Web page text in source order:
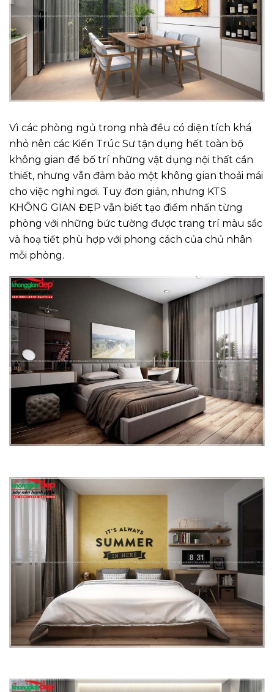
Vì các phòng ngủ trong nhà đều có diện tích khá
nhỏ nên các Kiến Trúc Sư tận dụng hết toàn bộ
không gian để bố trí những vật dụng nội thất cần
thiết, nhưng vẫn đảm bảo một không gian thoải mái
cho việc nghỉ ngơi. Tuy đơn giản, nhưng KTS
KHÔNG GIAN ĐẸP vẫn biết tạo điểm nhấn từng
phòng với những bức tường được trang trí màu sắc
và hoạ tiết phù hợp với phong cách của chủ nhân
mỗi phòng.